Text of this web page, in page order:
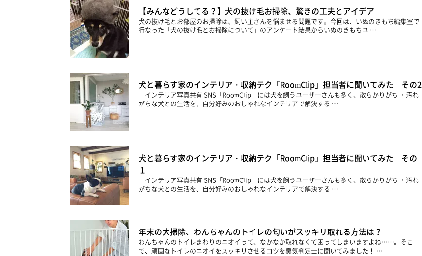
【みんなどうしてる？】犬の抜け毛お掃除、驚きの工夫とアイデア
犬の抜け毛とお部屋のお掃除は、飼い主さんを悩ませる問題です。今回は、いぬのきもち編集室で
行なった「犬の抜け毛とお掃除について」のアンケート結果からいぬのきもちユ …
犬と暮らす家のインテリア・収納テク「RoomClip」担当者に聞いてみた その2
インテリア写真共有 SNS「RoomClip」には犬を飼うユーザーさんも多く、散らかりがち ・汚れ
がちな犬との生活を、自分好みのおしゃれなインテリアで解決する …
犬と暮らす家のインテリア・収納テク「RoomClip」担当者に聞いてみた その
１
インテリア写真共有 SNS「RoomClip」には犬を飼うユーザーさんも多く、散らかりがち ・汚れ
がちな犬との生活を、自分好みのおしゃれなインテリアで解決する …
年末の大掃除、わんちゃんのトイレの匂いがスッキリ取れる方法は？
わんちゃんのトイレまわりのニオイって、なかなか取れなくて困ってしまいますよね……。そこ
で、頑固なトイレのニオイをスッキリさせるコツを臭気判定士に聞いてみました！ …